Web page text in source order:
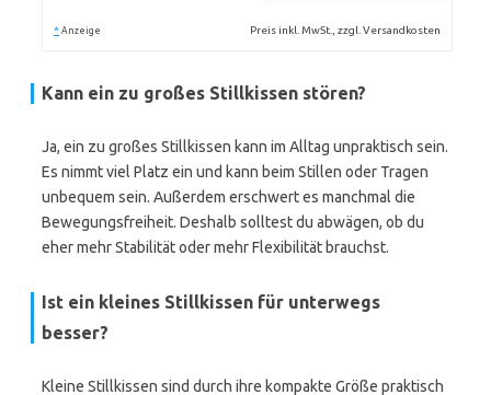
* Anzeige Preis inkl. MwSt., zzgl. Versandkosten
Kann ein zu großes Stillkissen stören?
Ja, ein zu großes Stillkissen kann im Alltag unpraktisch sein.
Es nimmt viel Platz ein und kann beim Stillen oder Tragen
unbequem sein. Außerdem erschwert es manchmal die
Bewegungsfreiheit. Deshalb solltest du abwägen, ob du
eher mehr Stabilität oder mehr Flexibilität brauchst.
Ist ein kleines Stillkissen für unterwegs
besser?
Kleine Stillkissen sind durch ihre kompakte Größe praktisch